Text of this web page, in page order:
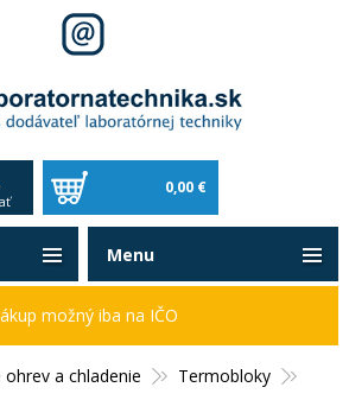
0,00 €
a chladenie
Termobloky
možný iba na IČO
Menu